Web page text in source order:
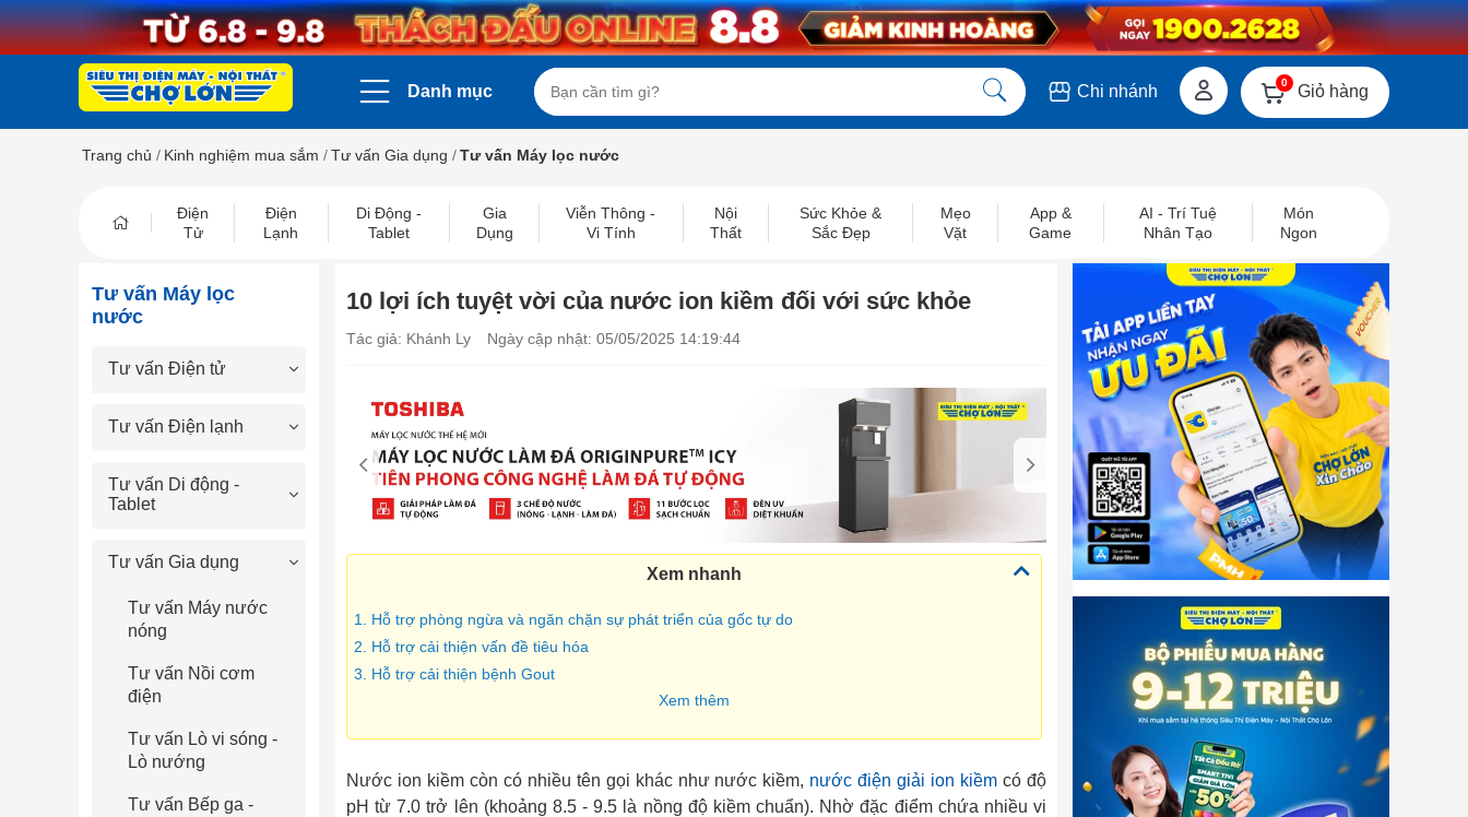
Danh mục Chi nhánh 0 Giỏ hàng
Trang chủ / Kinh nghiệm mua sắm /Tư vấn Gia dụng /Tư vấn Máy lọc nước
Điện
Tử
Điện
Lạnh
Di Động -
Tablet
Gia
Dụng
Viễn Thông -
Vi Tính
Nội
Thất
Sức Khỏe &
Sắc Đẹp
Mẹo
Vặt
App &
Game
AI - Trí Tuệ
Nhân Tạo
Món
Ngon
Tư vấn Máy lọc
nước
Tư vấn Điện tử
Tư vấn Điện lạnh
Tư vấn Di động -
Tablet
Tư vấn Gia dụng
Tư vấn Máy nước
nóng
Tư vấn Nồi cơm
điện
Tư vấn Lò vi sóng -
Lò nướng
Tư vấn Bếp ga -
10 lợi ích tuyệt vời của nước ion kiềm đối với sức khỏe
Tác giả: Khánh Ly Ngày cập nhật: 05/05/2025 14:19:44
Xem nhanh
1. Hỗ trợ phòng ngừa và ngăn chặn sự phát triển của gốc tự do
2. Hỗ trợ cải thiện vấn đề tiêu hóa
3. Hỗ trợ cải thiện bệnh Gout
Xem thêm
Nước ion kiềm còn có nhiều tên gọi khác như nước kiềm, nước điện giải ion kiềm có độ
pH từ 7.0 trở lên (khoảng 8.5 - 9.5 là nồng độ kiềm chuẩn). Nhờ đặc điểm chứa nhiều vi